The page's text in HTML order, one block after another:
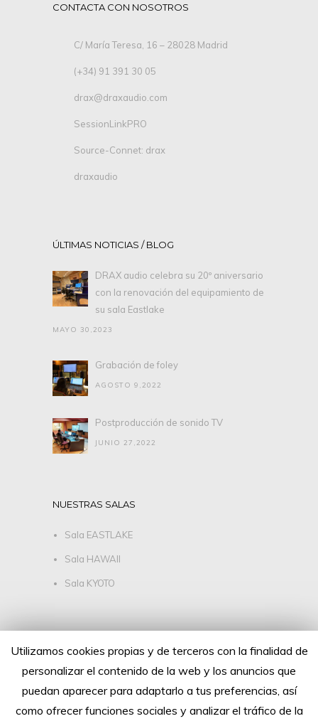
CONTACTA CON NOSOTROS
C/ María Teresa, 16 – 28028 Madrid
(+34) 91 391 30 05
drax@draxaudio.com
SessionLinkPRO
Source-Connet: drax
draxaudio
ÚLTIMAS NOTICIAS / BLOG
DRAX audio celebra su 20º aniversario
con la renovación del equipamiento de
su sala Eastlake
MAYO 30,2023
Grabación de foley
AGOSTO 9,2022
Postproducción de sonido TV
JUNIO 27,2022
NUESTRAS SALAS
Sala EASTLAKE
Sala HAWAII
Sala KYOTO
Utilizamos cookies propias y de terceros con la finalidad de
personalizar el contenido de la web y los anuncios que
puedan aparecer para adaptarlo a tus preferencias, así
como ofrecer funciones sociales y analizar el tráfico de la